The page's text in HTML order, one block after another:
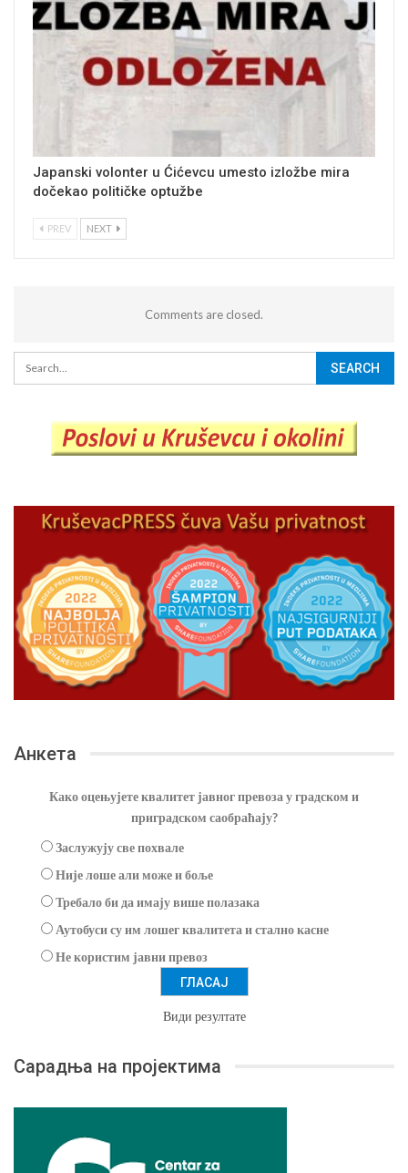
Japanski volonter u Ćićevcu umesto izložbe mira
dočekao političke optužbe
PREV NEXT
Comments are closed.
Анкета
Како оцењујете квалитет јавног превоза у градском и
приградском саобраћају?
Заслужују све похвале
Није лоше али може и боље
Требало би да имају више полазака
Аутобуси су им лошег квалитета и стално касне
Не користим јавни превоз
Види резултате
Сарадња на пројектима